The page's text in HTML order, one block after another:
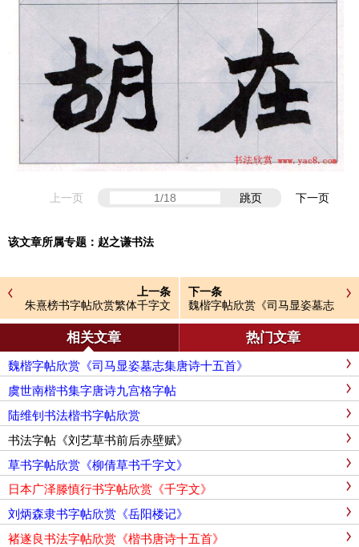
上一页 跳页 下一页
该文章所属专题： 赵之谦书法
上一条
朱熹榜书字帖欣赏繁体千字文
下一条
魏楷字帖欣赏《司马显姿墓志
集唐诗十五首》
相关文章 热门文章
魏楷字帖欣赏《司马显姿墓志集唐诗十五首》
虞世南楷书集字唐诗九宫格字帖
陆维钊书法楷书字帖欣赏
书法字帖《刘艺草书前后赤壁赋》
草书字帖欣赏《柳倩草书千字文》
日本广泽滕慎行书字帖欣赏《千字文》
刘炳森隶书字帖欣赏《岳阳楼记》
褚遂良书法字帖欣赏《楷书唐诗十五首》